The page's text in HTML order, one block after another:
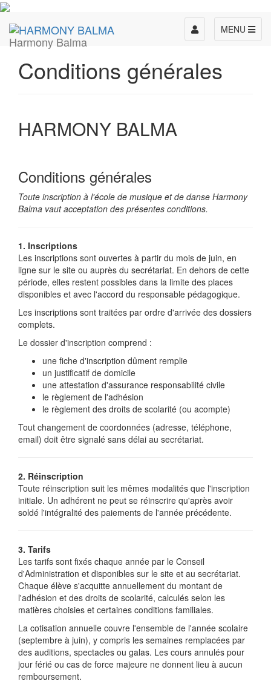
Harmony Balma
MENU
Toggle
navigation
Conditions générales
HARMONY BALMA
Conditions générales
Toute inscription à l'école de musique et de danse Harmony
Balma vaut acceptation des présentes conditions.
1. Inscriptions
Les inscriptions sont ouvertes à partir du mois de juin, en
ligne sur le site ou auprès du secrétariat. En dehors de cette
période, elles restent possibles dans la limite des places
disponibles et avec l'accord du responsable pédagogique.
Les inscriptions sont traitées par ordre d'arrivée des dossiers
complets.
Le dossier d'inscription comprend :
une fiche d'inscription dûment remplie
un justificatif de domicile
une attestation d'assurance responsabilité civile
le règlement de l'adhésion
le règlement des droits de scolarité (ou acompte)
Tout changement de coordonnées (adresse, téléphone,
email) doit être signalé sans délai au secrétariat.
2. Réinscription
Toute réinscription suit les mêmes modalités que l'inscription
initiale. Un adhérent ne peut se réinscrire qu'après avoir
soldé l'intégralité des paiements de l'année précédente.
3. Tarifs
Les tarifs sont fixés chaque année par le Conseil
d'Administration et disponibles sur le site et au secrétariat.
Chaque élève s'acquitte annuellement du montant de
l'adhésion et des droits de scolarité, calculés selon les
matières choisies et certaines conditions familiales.
La cotisation annuelle couvre l'ensemble de l'année scolaire
(septembre à juin), y compris les semaines remplacées par
des auditions, spectacles ou galas. Les cours annulés pour
jour férié ou cas de force majeure ne donnent lieu à aucun
remboursement.